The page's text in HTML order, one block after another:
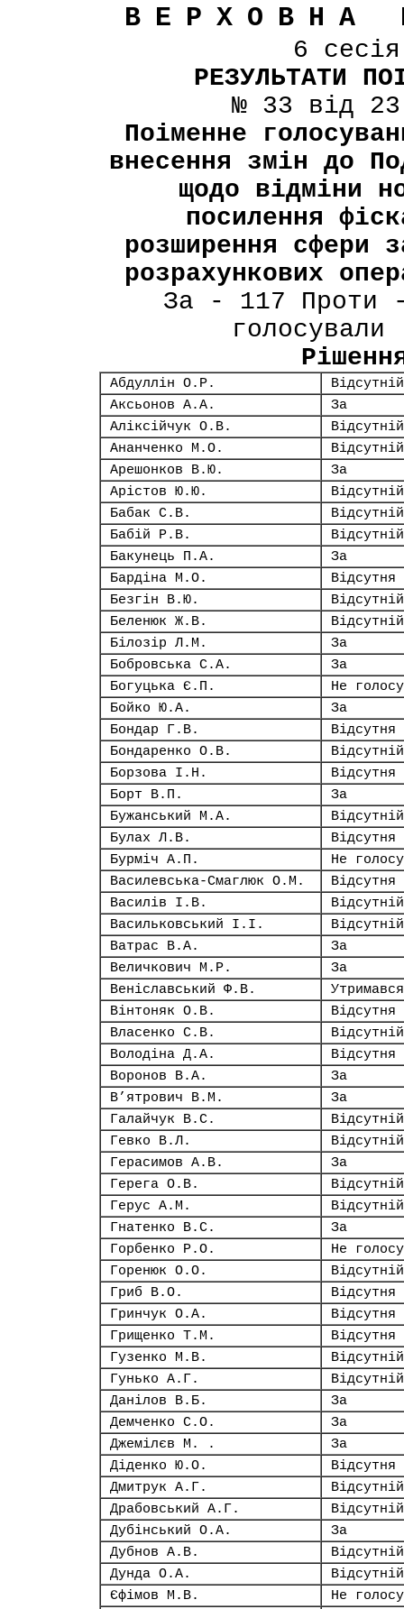
ВЕРХОВНА
6
РЕЗУЛЬТАТИ
№ 33 від
Поіменне
внесення змін до
щодо відміни
посилення
розширення сфери
розрахункових
За - 117 Проти
Абдуллін О.Р.
Відсутній
Аксьонов А.А.
За
Аліксійчук О.В.
Відсутній
Ананченко М.О.
Відсутній
Арешонков В.Ю.
За
Арістов Ю.Ю.
Відсутній
Бабак С.В.
Відсутній
Бабій Р.В.
Відсутній
Бакунець П.А.
За
Бардіна М.О.
Відсутня
Безгін В.Ю.
Відсутній
Беленюк Ж.В.
Відсутній
Білозір Л.М.
За
Бобровська С.А.
За
Богуцька Є.П.
Не
Бойко Ю.А.
За
Бондар Г.В.
Відсутня
Бондаренко О.В.
Відсутній
Борзова І.Н.
Відсутня
Борт В.П.
За
Бужанський М.А.
Відсутній
Булах Л.В.
Відсутня
Бурміч А.П.
Не
Василевська-Смаглюк О.М.
Відсутня
Василів І.В.
Відсутній
Васильковський І.І.
Відсутній
Ватрас В.А.
За
Величкович М.Р.
За
Веніславський Ф.В.
Утримався
Вінтоняк О.В.
Відсутня
Власенко С.В.
Відсутній
Володіна Д.А.
Відсутня
Воронов В.А.
За
В’ятрович В.М.
За
Галайчук В.С.
Відсутній
Гевко В.Л.
Відсутній
Герасимов А.В.
За
Герега О.В.
Відсутній
Герус А.М.
Відсутній
Гнатенко В.С.
За
Горбенко Р.О.
Не
Горенюк О.О.
Відсутній
Гриб В.О.
Відсутня
Гринчук О.А.
Відсутня
Грищенко Т.М.
Відсутня
Гузенко М.В.
Відсутній
Гунько А.Г.
Відсутній
Данілов В.Б.
За
Демченко С.О.
За
Джемілєв М. .
За
Діденко Ю.О.
Відсутня
Дмитрук А.Г.
Відсутній
Драбовський А.Г.
Відсутній
Дубінський О.А.
За
Дубнов А.В.
Відсутній
Дунда О.А.
Відсутній
Єфімов М.В.
Не